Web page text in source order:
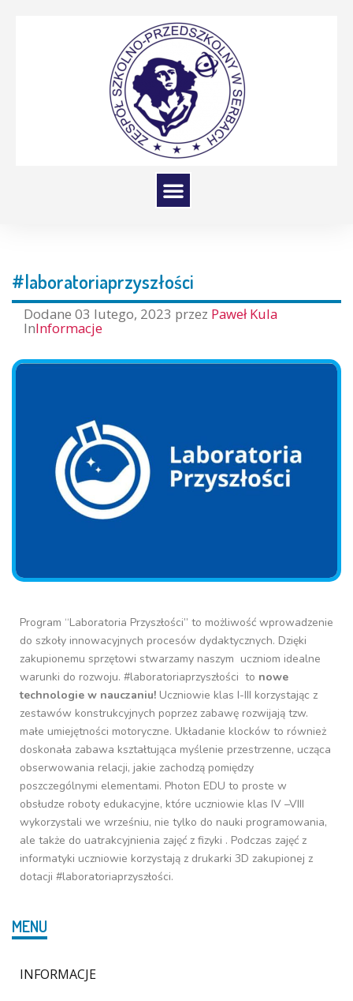
#laboratoriaprzyszłości
Dodane 03 lutego, 2023 przez Paweł Kula
InInformacje
Program “Laboratoria Przyszłości” to możliwość wprowadzenie
do szkoły innowacyjnych procesów dydaktycznych. Dzięki
zakupionemu sprzętowi stwarzamy naszym uczniom idealne
warunki do rozwoju. #laboratoriaprzyszłości to nowe
technologie w nauczaniu! Uczniowie klas I-III korzystając z
zestawów konstrukcyjnych poprzez zabawę rozwijają tzw.
małe umiejętności motoryczne. Układanie klocków to również
doskonała zabawa kształtująca myślenie przestrzenne, ucząca
obserwowania relacji, jakie zachodzą pomiędzy
poszczególnymi elementami. Photon EDU to proste w
obsłudze roboty edukacyjne, które uczniowie klas IV –VIII
wykorzystali we wrześniu, nie tylko do nauki programowania,
ale także do uatrakcyjnienia zajęć z fizyki . Podczas zajęć z
informatyki uczniowie korzystają z drukarki 3D zakupionej z
dotacji #laboratoriaprzyszłości.
MENU
INFORMACJE